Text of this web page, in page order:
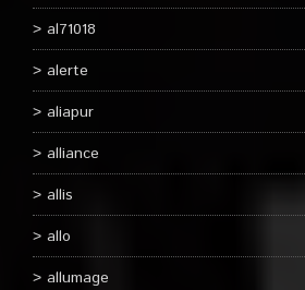
al71018
alerte
aliapur
alliance
allis
allo
allumage